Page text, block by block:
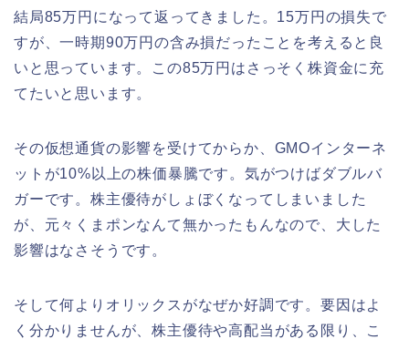
結局85万円になって返ってきました。15万円の損失で
すが、一時期90万円の含み損だったことを考えると良
いと思っています。この85万円はさっそく株資金に充
てたいと思います。
その仮想通貨の影響を受けてからか、GMOインターネ
ットが10%以上の株価暴騰です。気がつけばダブルバ
ガーです。株主優待がしょぼくなってしまいました
が、元々くまポンなんて無かったもんなので、大した
影響はなさそうです。
そして何よりオリックスがなぜか好調です。要因はよ
く分かりませんが、株主優待や高配当がある限り、こ